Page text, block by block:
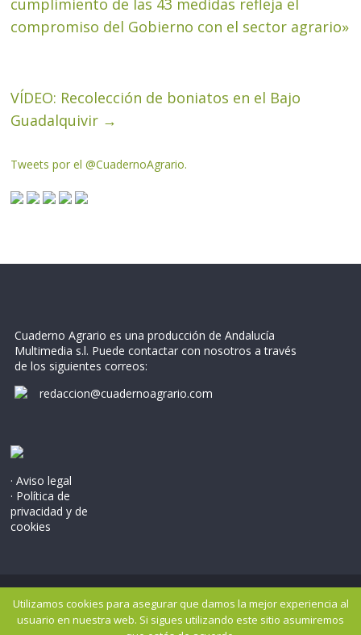
cumplimiento de las 43 medidas refleja el
compromiso del Gobierno con el sector agrario»
VÍDEO: Recolección de boniatos en el Bajo
Guadalquivir →
Tweets por el @CuadernoAgrario.
Cuaderno Agrario es una producción de Andalucía
Multimedia s.l. Puede contactar con nosotros a través
de los siguientes correos:
redaccion@cuadernoagrario.com
· Aviso legal
· Política de
privacidad y de
cookies
Copyright © 2026Cuaderno Agrario. Todos los derechos
reservados..
Tema: ColorMag porThemeGrill. Potenciado por WordPress.
Utilizamos cookies para asegurar que damos la mejor experiencia al
usuario en nuestra web. Si sigues utilizando este sitio asumiremos